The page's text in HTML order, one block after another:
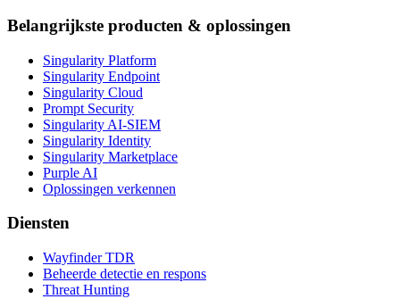
Belangrijkste producten & oplossingen
Singularity Platform
Singularity Endpoint
Singularity Cloud
Prompt Security
Singularity AI-SIEM
Singularity Identity
Singularity Marketplace
Purple AI
Oplossingen verkennen
Diensten
Wayfinder TDR
Beheerde detectie en respons
Threat Hunting